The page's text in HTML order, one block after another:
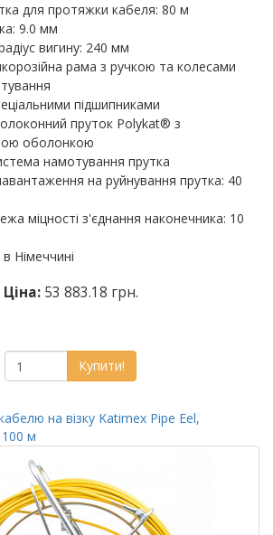
для протяжки кабеля: 80 м
9.0 мм
вигину: 240 мм
рама з ручкою та колесами
підшипниками
пруток Polykat® з
оболонкою
намотування прутка
на руйнування прутка: 40
міцності з'єднання наконечника: 10
Німеччині
Ціна: 53 883.18 грн.
Купити!
на візку Katimex Pipe Eel,
м